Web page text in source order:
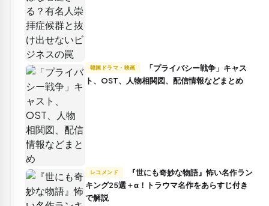
韓国ドラマ・映画
ト、OST、人物相関図、配信情報などまとめ
レコメンド
キング25選＋α！トラウマ名作をあらすじ付き
で解説